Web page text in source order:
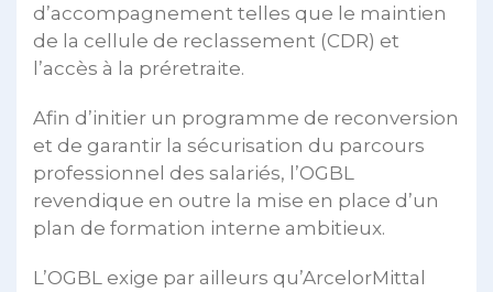
d’accompagnement telles que le maintien
de la cellule de reclassement (CDR) et
l’accès à la préretraite.
Afin d’initier un programme de reconversion
et de garantir la sécurisation du parcours
professionnel des salariés, l’OGBL
revendique en outre la mise en place d’un
plan de formation interne ambitieux.
L’OGBL exige par ailleurs qu’ArcelorMittal